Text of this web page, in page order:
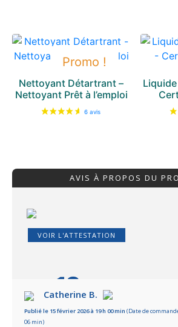
Promo !
Nettoyant Détartrant –
Nettoyant Prêt à l’emploi
AVIS À PROPOS DU
VOIR L'ATTESTATION
10/10
Basé sur 8 avis
Catherine B.
Publié le 15 février 2026 à 19 h 00 min (Date de
06 min)